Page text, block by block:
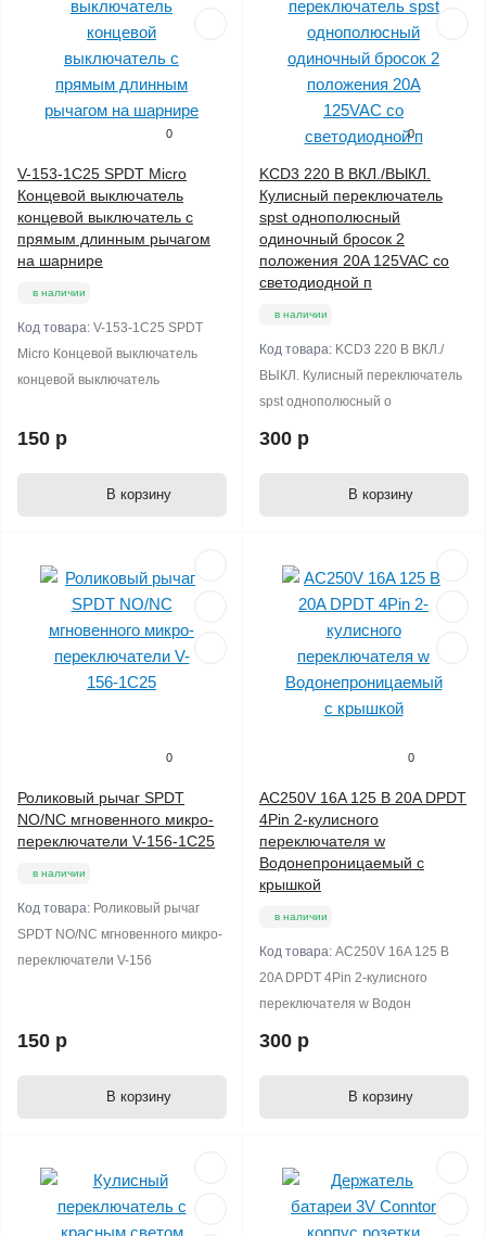
0
V-153-1C25 SPDT Micro
Концевой выключатель
концевой выключатель с
прямым длинным рычагом
на шарнире
в наличии
Код товара: V-153-1C25 SPDT
Micro Концевой выключатель
концевой выключатель
150 р
В корзину
0
KCD3 220 В ВКЛ./ВЫКЛ.
Кулисный переключатель
spst однополюсный
одиночный бросок 2
положения 20A 125VAC со
светодиодной п
в наличии
Код товара: KCD3 220 В ВКЛ./
ВЫКЛ. Кулисный переключатель
spst однополюсный о
300 р
В корзину
0
Роликовый рычаг SPDT
NO/NC мгновенного микро-
переключатели V-156-1C25
в наличии
Код товара: Роликовый рычаг
SPDT NO/NC мгновенного микро-
переключатели V-156
150 р
В корзину
0
AC250V 16A 125 В 20A DPDT
4Pin 2-кулисного
переключателя w
Водонепроницаемый с
крышкой
в наличии
Код товара: AC250V 16A 125 В
20A DPDT 4Pin 2-кулисного
переключателя w Водон
300 р
В корзину